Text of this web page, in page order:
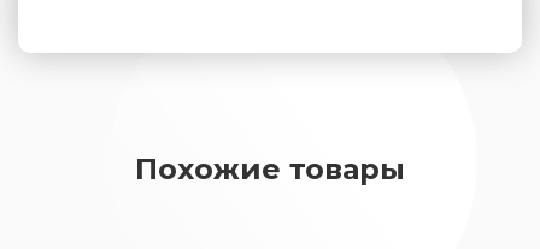
Похожие товары